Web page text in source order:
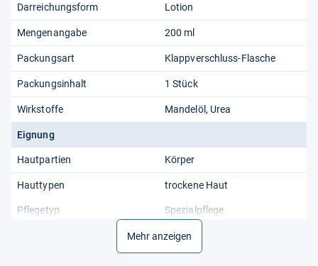
Darreichungsform Lotion
Mengenangabe 200 ml
Packungsart Klappverschluss-Flasche
Packungsinhalt 1 Stück
Wirkstoffe Mandelöl, Urea
Eignung
Hautpartien Körper
Hauttypen trockene Haut
Pflegetyp Spezialpflege
Unisex
Mehr anzeigen